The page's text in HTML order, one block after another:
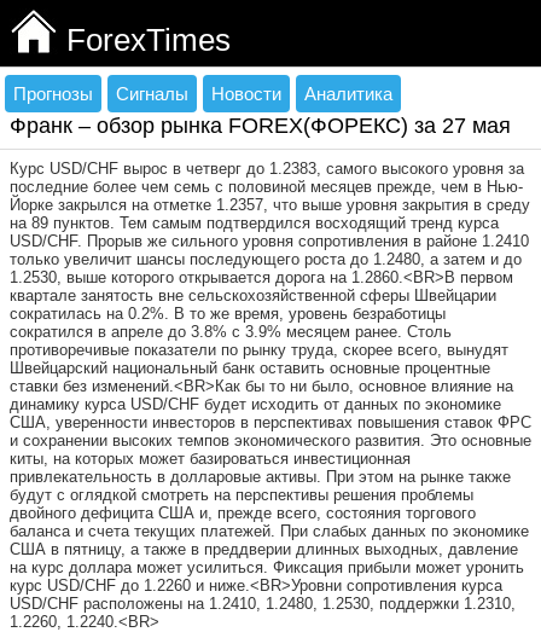
ForexTimes
Прогнозы Сигналы Новости Аналитика
Франк – обзор рынка FOREX(ФОРЕКС) за 27 мая
Курс USD/CHF вырос в четверг до 1.2383, самого высокого уровня за
последние более чем семь с половиной месяцев прежде, чем в Нью-
Йорке закрылся на отметке 1.2357, что выше уровня закрытия в среду
на 89 пунктов. Тем самым подтвердился восходящий тренд курса
USD/CHF. Прорыв же сильного уровня сопротивления в районе 1.2410
только увеличит шансы последующего роста до 1.2480, а затем и до
1.2530, выше которого открывается дорога на 1.2860.<BR>В первом
квартале занятость вне сельскохозяйственной сферы Швейцарии
сократилась на 0.2%. В то же время, уровень безработицы
сократился в апреле до 3.8% с 3.9% месяцем ранее. Столь
противоречивые показатели по рынку труда, скорее всего, вынудят
Швейцарский национальный банк оставить основные процентные
ставки без изменений.<BR>Как бы то ни было, основное влияние на
динамику курса USD/CHF будет исходить от данных по экономике
США, уверенности инвесторов в перспективах повышения ставок ФРС
и сохранении высоких темпов экономического развития. Это основные
киты, на которых может базироваться инвестиционная
привлекательность в долларовые активы. При этом на рынке также
будут с оглядкой смотреть на перспективы решения проблемы
двойного дефицита США и, прежде всего, состояния торгового
баланса и счета текущих платежей. При слабых данных по экономике
США в пятницу, а также в преддверии длинных выходных, давление
на курс доллара может усилиться. Фиксация прибыли может уронить
курс USD/CHF до 1.2260 и ниже.<BR>Уровни сопротивления курса
USD/CHF расположены на 1.2410, 1.2480, 1.2530, поддержки 1.2310,
1.2260, 1.2240.<BR>